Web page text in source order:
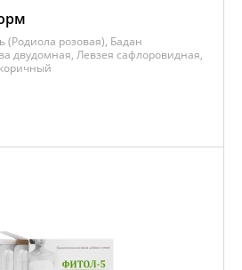
(Родиола розовая), Бадан
двудомная, Левзея сафлоровидная,